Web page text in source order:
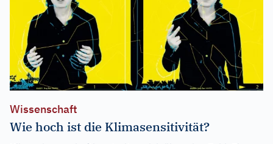
Wissenschaft
Wie hoch ist die Klimasensitivität?